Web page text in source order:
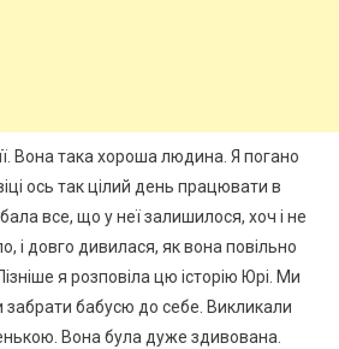
Вона така хороша людина. Я погано
ось так цілий день працювати в
все, що у неї залишилося, хоч і не
і довго дивилася, як вона повільно
я розповіла цю історію Юрі. Ми
забрати бабусю до себе. Викликали
Вона була дуже здивована.